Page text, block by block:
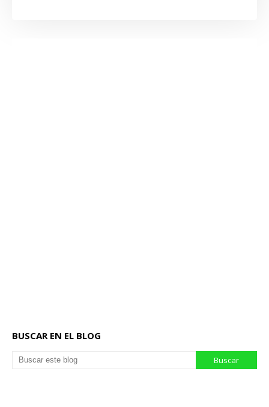
BUSCAR EN EL BLOG